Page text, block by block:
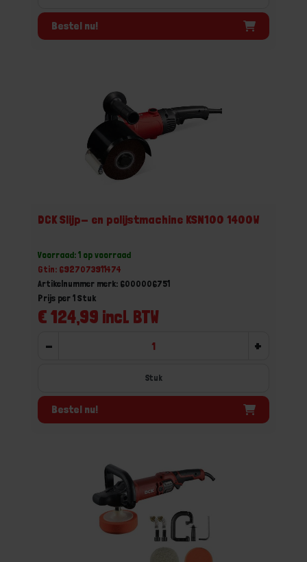
Bestel nu!
DCK Slijp- en polijstmachine KSN100 1400W
Voorraad: 1 op voorraad
Gtin: 6927073911474
Artikelnummer merk: 6000006751
€ 124,99 incl. BTW
Prijs per 1 Stuk
- +
Stuk
Bestel nu!